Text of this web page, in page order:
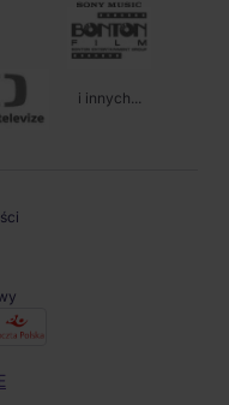
i innych...